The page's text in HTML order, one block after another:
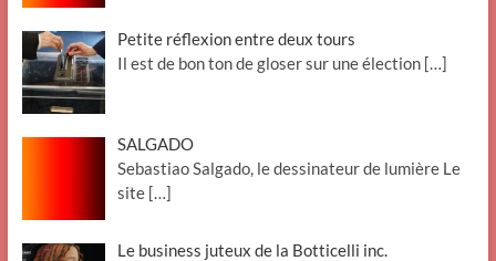
Petite réflexion entre deux tours
Il est de bon ton de gloser sur une élection […]
SALGADO
Sebastiao Salgado, le dessinateur de lumière Le
site […]
Le business juteux de la Botticelli inc.